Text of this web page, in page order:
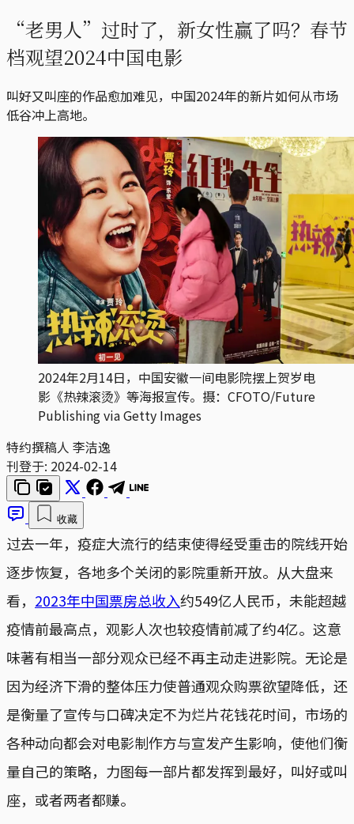
“老男人”过时了，新女性赢了吗？春节
档观望2024中国电影
叫好又叫座的作品愈加难见，中国2024年的新片如何从市场
低谷冲上高地。
2024年2月14日，中国安徽一间电影院摆上贺岁电
影《热辣滚烫》等海报宣传。摄：CFOTO/Future
Publishing via Getty Images
特约撰稿人 李洁逸
刊登于: 2024-02-14
收藏
过去一年，疫症大流行的结束使得经受重击的院线开始
逐步恢复，各地多个关闭的影院重新开放。从大盘来
看， 2023年中国票房总收入约549亿人民币，未能超越
疫情前最高点，观影人次也较疫情前减了约4亿。这意
味著有相当一部分观众已经不再主动走进影院。无论是
因为经济下滑的整体压力使普通观众购票欲望降低，还
是衡量了宣传与口碑决定不为烂片花钱花时间，市场的
各种动向都会对电影制作方与宣发产生影响，使他们衡
量自己的策略，力图每一部片都发挥到最好，叫好或叫
座，或者两者都赚。